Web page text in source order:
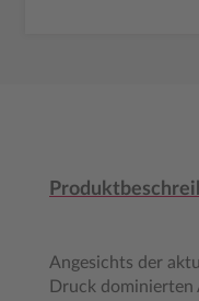
Angesichts der
Druck